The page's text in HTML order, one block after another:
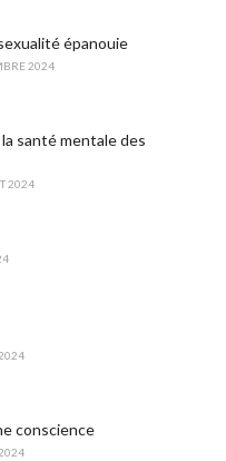
épanouie
2024
santé mentale des
2024
conscience